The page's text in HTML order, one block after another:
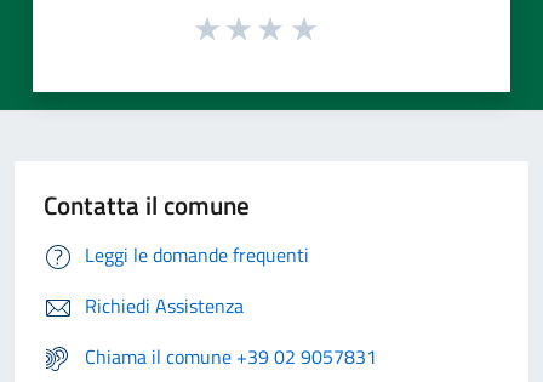
Contatta il comune
Leggi le domande frequenti
Richiedi Assistenza
Chiama il comune +39 02 9057831